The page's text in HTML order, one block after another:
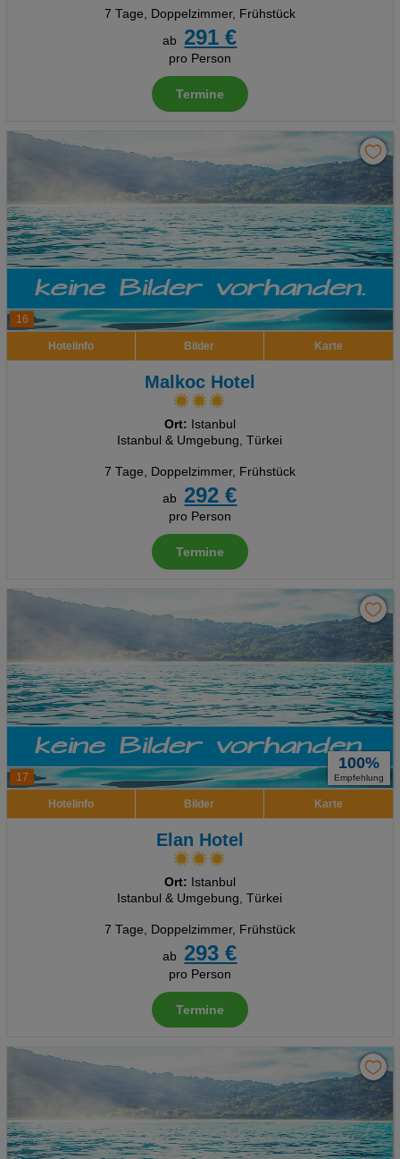
7 Tage, Doppelzimmer, Frühstück
ab
291 €
pro Person
Termine
16
Hotelinfo Bilder Karte
Malkoc Hotel
Ort: Istanbul
Istanbul & Umgebung, Türkei
7 Tage, Doppelzimmer, Frühstück
ab
292 €
pro Person
Termine
17
100%
Empfehlung
Hotelinfo Bilder Karte
Elan Hotel
Ort: Istanbul
Istanbul & Umgebung, Türkei
7 Tage, Doppelzimmer, Frühstück
ab
293 €
pro Person
Termine